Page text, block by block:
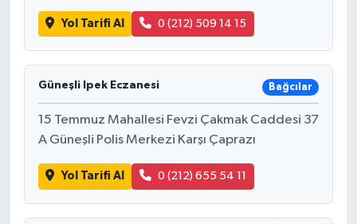
Yol Tarifi Al 0 (212) 509 14 15
Güneşli Ipek Eczanesi Bağcılar
15 Temmuz Mahallesi Fevzi Çakmak Caddesi 37
A Güneşli Polis Merkezi Karşı Çaprazı
Yol Tarifi Al 0 (212) 655 54 11